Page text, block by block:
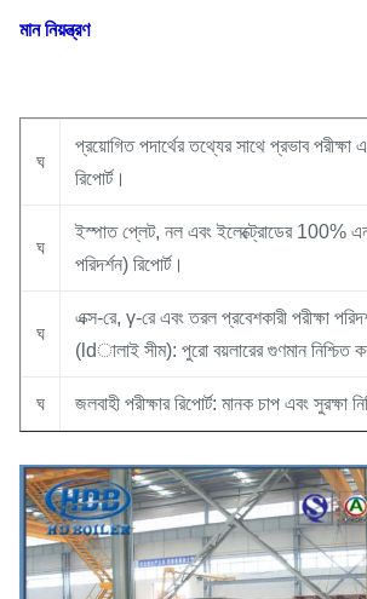
মান নিয়ন্ত্রণ
ঘ
প্রয়োগিত পদার্থের তথ্যের সাথে প্রভাব পরীক্ষা
রিপোর্ট।
ঘ
ইস্পাত প্লেট, নল এবং ইলেক্ট্রোডের 100%
পরিদর্শন) রিপোর্ট।
ঘ
এক্স-রে, γ-রে এবং তরল প্রবেশকারী পরীক্ষা
(ldালাই সীম): পুরো বয়লারের গুণমান নিশ্চিত
ঘ জলবাহী পরীক্ষার রিপোর্ট: মানক চাপ এবং সুরক্ষা